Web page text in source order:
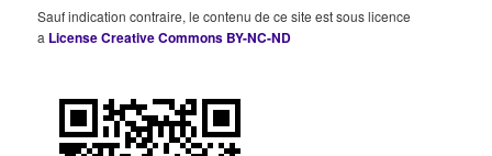
Sauf indication contraire, le contenu de ce site est sous licence
a License Creative Commons BY-NC-ND